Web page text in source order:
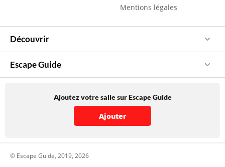
Mentions légales
Découvrir
Escape Guide
Ajoutez votre salle sur Escape Guide
Ajouter
© Escape Guide, 2019, 2026